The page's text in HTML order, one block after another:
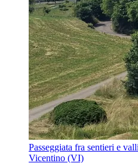
Passeggiata fra sentieri e
Vicentino (VI)